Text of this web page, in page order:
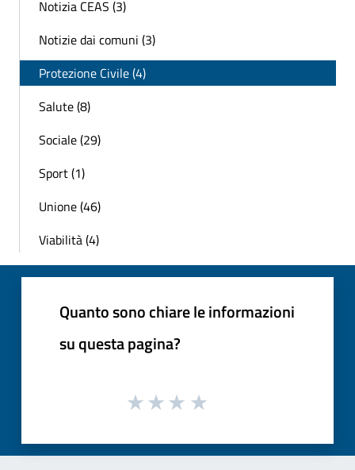
Notizia CEAS (3)
Notizie dai comuni (3)
Protezione Civile (4)
Salute (8)
Sociale (29)
Sport (1)
Unione (46)
Viabilità (4)
Quanto sono chiare le informazioni
su questa pagina?